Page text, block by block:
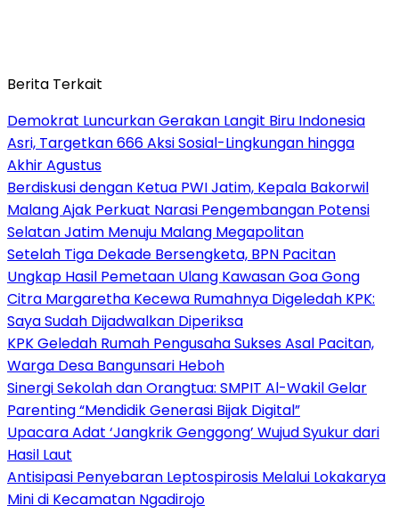
Berita Terkait
Demokrat Luncurkan Gerakan Langit Biru Indonesia
Asri, Targetkan 666 Aksi Sosial-Lingkungan hingga
Akhir Agustus
Berdiskusi dengan Ketua PWI Jatim, Kepala Bakorwil
Malang Ajak Perkuat Narasi Pengembangan Potensi
Selatan Jatim Menuju Malang Megapolitan
Setelah Tiga Dekade Bersengketa, BPN Pacitan
Ungkap Hasil Pemetaan Ulang Kawasan Goa Gong
Citra Margaretha Kecewa Rumahnya Digeledah KPK:
Saya Sudah Dijadwalkan Diperiksa
KPK Geledah Rumah Pengusaha Sukses Asal Pacitan,
Warga Desa Bangunsari Heboh
Sinergi Sekolah dan Orangtua: SMPIT Al-Wakil Gelar
Parenting “Mendidik Generasi Bijak Digital”
Upacara Adat ‘Jangkrik Genggong’ Wujud Syukur dari
Hasil Laut
Antisipasi Penyebaran Leptospirosis Melalui Lokakarya
Mini di Kecamatan Ngadirojo